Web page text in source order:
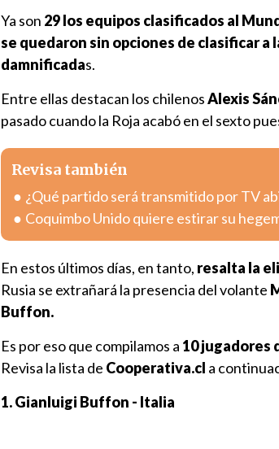
Ya son 29 los equipos clasificados al
se quedaron sin opciones de clasificar a
damnificadas.
Entre ellas destacan los chilenosAlexis
pasado cuando la Roja acabó en el sexto
Revisa también
¿Qué partido será transmitido por TV
Coquimbo Unido quiere estirar su
En estos últimos días, en tanto, resalta la
Rusia se extrañará la presencia del volante
Buffon.
Es por eso que compilamos a 10 jugadores
Revisa la lista de Cooperativa.cl a
1. Gianluigi Buffon - Italia